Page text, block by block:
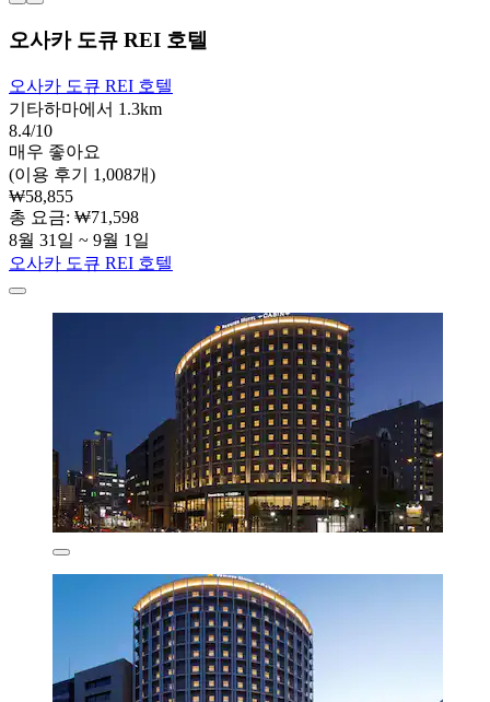
오사카 도큐 REI 호텔
오사카 도큐 REI 호텔
기타하마에서 1.3km
8.4/10
매우 좋아요
(이용 후기 1,008개)
₩58,855
총 요금: ₩71,598
8월 31일 ~ 9월 1일
오사카 도큐 REI 호텔